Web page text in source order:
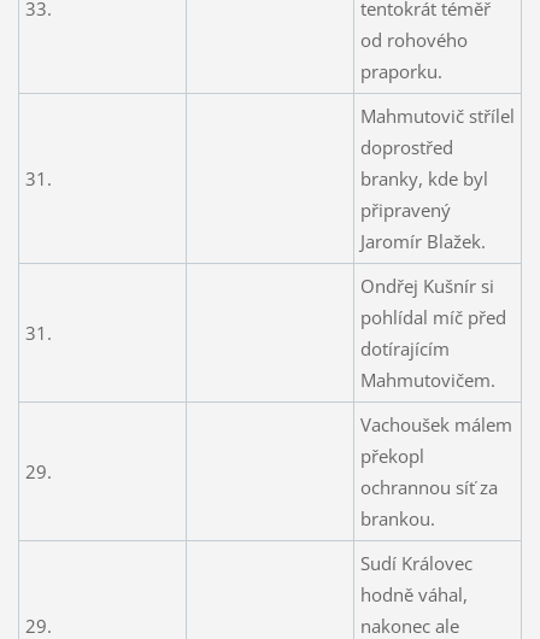
33.
tentokrát téměř
od rohového
praporku.
31.
Mahmutovič střílel
doprostřed
branky, kde byl
připravený
Jaromír Blažek.
31.
Ondřej Kušnír si
pohlídal míč před
dotírajícím
Mahmutovičem.
29.
Vachoušek málem
překopl
ochrannou síť za
brankou.
29.
Sudí Královec
hodně váhal,
nakonec ale